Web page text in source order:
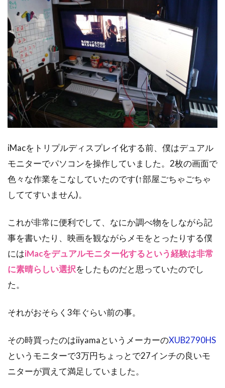
iMacをトリプルディスプレイ化する前、僕はデュアル
モニターでパソコンを操作していました。2枚の画面で
色々な作業をこなしていたのです(↑部屋ごちゃごちゃ
しててすいません)。
これが非常に便利でして、なにか調べ物をしながら記
事を書いたり、映画を観ながらメモをとったりする僕
にはiMacをデュアルモニター化するという経験は非常
に素晴らしい選択をしたものだと思っていたのでし
た。
それがおそらく3年ぐらい前の事。
その時買ったのはiiyamaというメーカーのXUB2790HS
というモニターで3万円ちょっとで27インチの良いモ
ニターが買えて満足していました。